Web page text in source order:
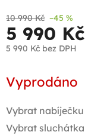
10 990 Kč –45 %
5 990 Kč
5 990 Kč bez DPH
cena:
Vyprodáno
Vybrat nabíječku
Vybrat sluchátka